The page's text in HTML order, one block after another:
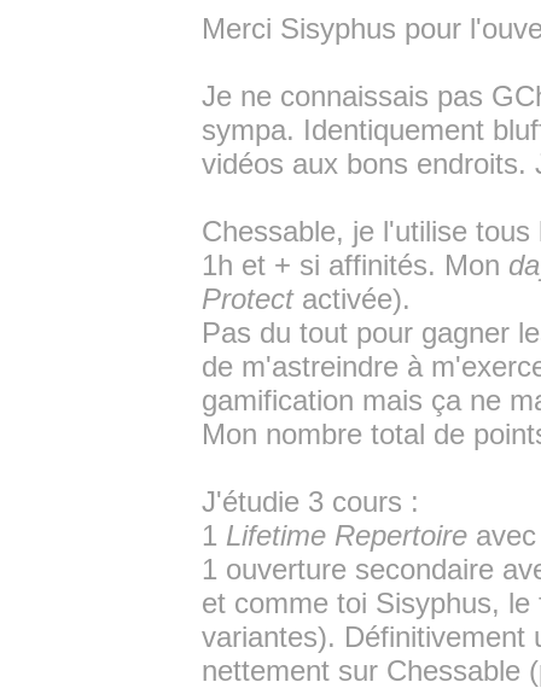
Merci Sisyphus pour
Je ne connaissais pas
sympa. Identiquement
vidéos aux bons
Chessable, je l'utilise
1h et + si affinités. Mon
Protect activée).
Pas du tout pour gagner
de m'astreindre à
gamification mais ça ne
Mon nombre total de
J'étudie 3 cours :
1 Lifetime Repertoire
1 ouverture secondaire
et comme toi Sisyphus,
variantes). Définitivement
nettement sur Chessable